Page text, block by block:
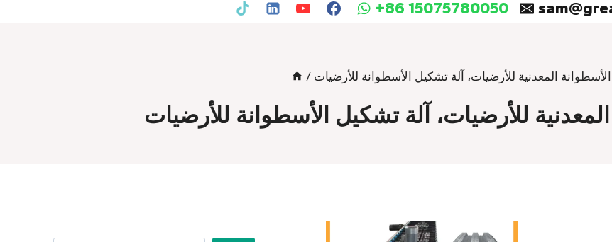
+86 15075780050
/ المعدنية للأرضيات، آلة تشكيل الأسطوانة للأرضيات
للأرضيات، آلة تشكيل الأسطوانة للأرضيات